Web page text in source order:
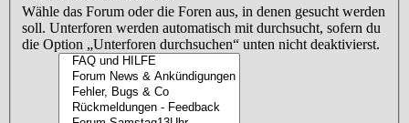
Wähle das Forum oder die Foren aus, in denen gesucht werden
soll. Unterforen werden automatisch mit durchsucht, sofern du
die Option „Unterforen durchsuchen“ unten nicht deaktivierst.